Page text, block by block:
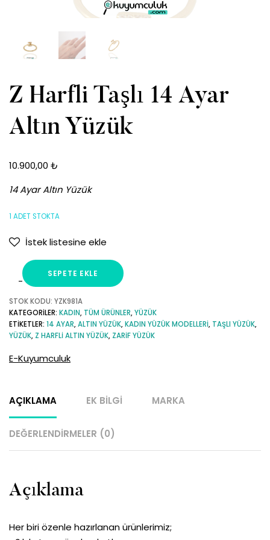
Z Harfli Taşlı 14 Ayar
Altın Yüzük
10.900,00 ₺
14 Ayar Altın Yüzük
1 ADET STOKTA
İstek listesine ekle
Harfli
Taşlı
14
Altın
SEPETE EKLE
STOK KODU: YZK981A
KATEGORILER: KADIN, TÜM ÜRÜNLER,YÜZÜK
ETIKETLER: 14 AYAR,ALTIN YÜZÜK,KADIN YÜZÜK MODELLERI, TAŞLI YÜZÜK,
YÜZÜK, Z HARFLI ALTIN YÜZÜK, ZARIF YÜZÜK
E-Kuyumculuk
AÇIKLAMA EK BILGI MARKA
DEĞERLENDIRMELER (0)
Açıklama
Her biri özenle hazırlanan ürünlerimiz;